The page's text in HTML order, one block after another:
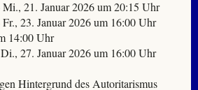
21. Januar 2026 um 20:15 Uhr
23. Januar 2026 um 16:00 Uhr
14:00 Uhr
27. Januar 2026 um 16:00 Uhr
Hintergrund des Autoritarismus